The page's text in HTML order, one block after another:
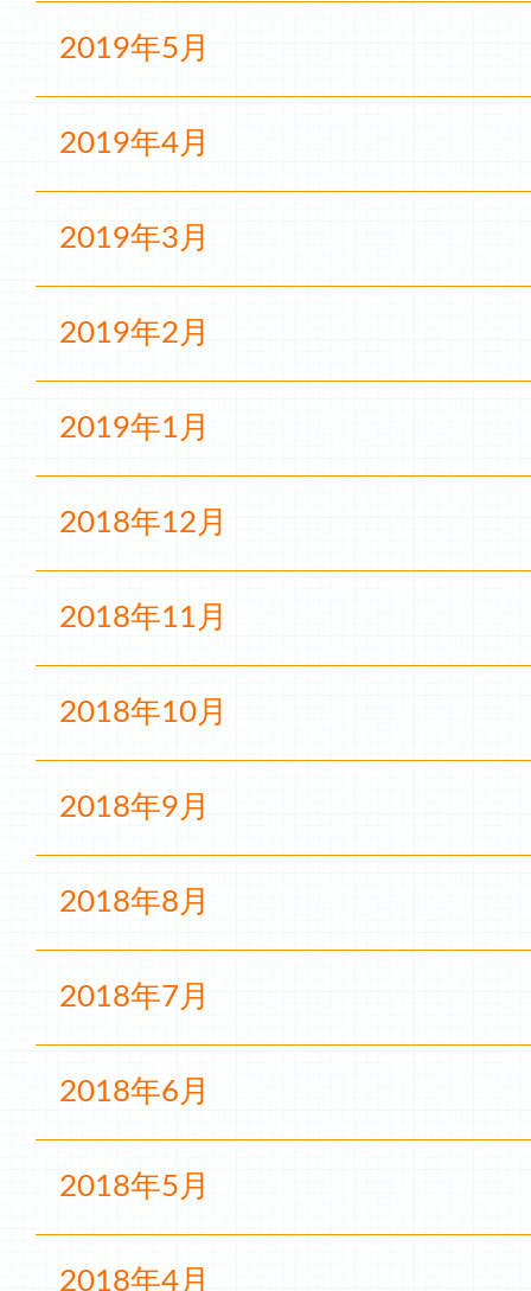
2019年5月
2019年4月
2019年3月
2019年2月
2019年1月
2018年12月
2018年11月
2018年10月
2018年9月
2018年8月
2018年7月
2018年6月
2018年5月
2018年4月